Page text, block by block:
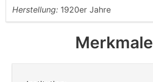
Herstellung: 1920er Jahre
Merkmale